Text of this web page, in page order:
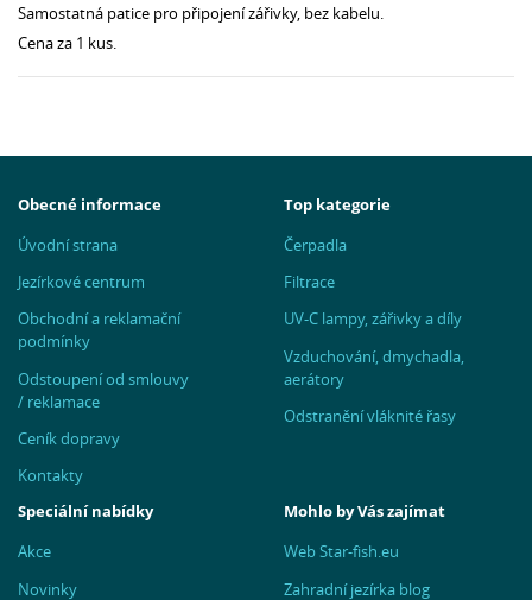
Samostatná patice pro připojení zářivky, bez kabelu.
Cena za 1 kus.
Obecné informace
Úvodní strana
Jezírkové centrum
Obchodní a reklamační
podmínky
Odstoupení od smlouvy
/ reklamace
Ceník dopravy
Kontakty
Top kategorie
Čerpadla
Filtrace
UV-C lampy, zářivky a díly
Vzduchování, dmychadla,
aerátory
Odstranění vláknité řasy
Speciální nabídky
Akce
Novinky
Mohlo by Vás zajímat
Web Star-fish.eu
Zahradní jezírka blog